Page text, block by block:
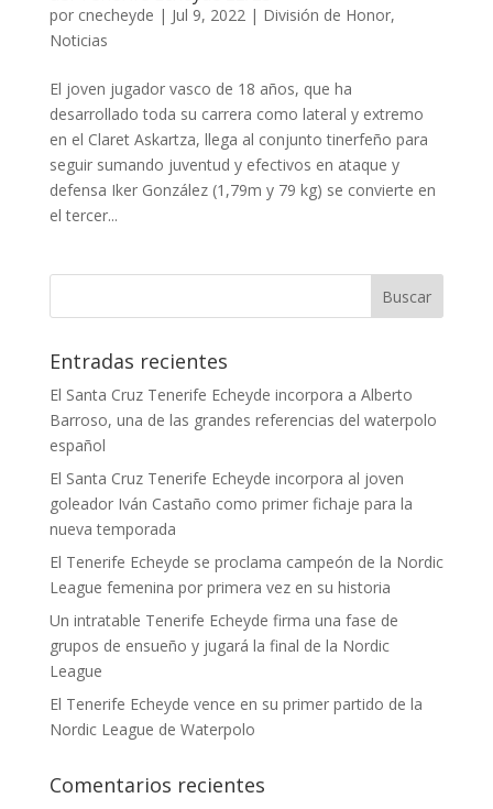
por cnecheyde | Jul 9, 2022| División de Honor,
Noticias
El joven jugador vasco de 18 años, que ha
desarrollado toda su carrera como lateral y extremo
en el Claret Askartza, llega al conjunto tinerfeño para
seguir sumando juventud y efectivos en ataque y
defensa Iker González (1,79m y 79 kg) se convierte en
el tercer...
Entradas recientes
El Santa Cruz Tenerife Echeyde incorpora a Alberto
Barroso, una de las grandes referencias del waterpolo
español
El Santa Cruz Tenerife Echeyde incorpora al joven
goleador Iván Castaño como primer fichaje para la
nueva temporada
El Tenerife Echeyde se proclama campeón de la Nordic
League femenina por primera vez en su historia
Un intratable Tenerife Echeyde firma una fase de
grupos de ensueño y jugará la final de la Nordic
League
El Tenerife Echeyde vence en su primer partido de la
Nordic League de Waterpolo
Comentarios recientes